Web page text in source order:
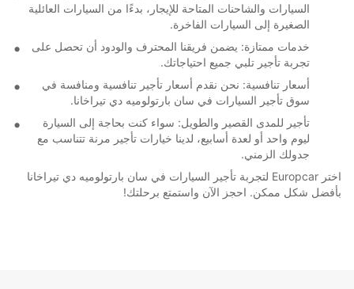
السيارات والشاحنات المتاحة للإيجار، بدءًا من السيارات العائلية
الصغيرة إلى السيارات الفاخرة.
خدمات ممتازة: يضمن فريقنا المحترف والودود أن تحصل على
تجربة تأجير تلبي جميع احتياجاتك.
أسعار تنافسية: نحن نقدم أسعار تأجير تنافسية ومنافسة في
سوق تأجير السيارات في سان بارتولوميه دي تيراخانا.
تأجير للمدى القصير والطويل: سواء كنت بحاجة إلى السيارة
ليوم واحد أو لعدة أسابيع، لدينا خيارات تأجير مرنة تتناسب مع
جدولك الزمني.
اختر Europcar لتجربة تأجير السيارات في سان بارتولوميه دي تيراخانا
بأفضل شكل ممكن. احجز الآن واستمتع برحلتك!